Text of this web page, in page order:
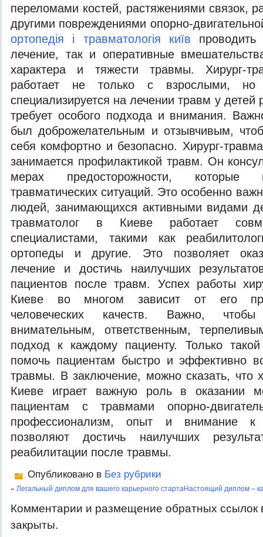
переломами костей, растяжениями связок,
другими повреждениями опорно-
ортопедія і травматологія київ проводить
лечение, так и оперативные
характера и тяжести травмы. Хирург-
работает не только с взрослыми,
специализируется на лечении травм у детей
требует особого подхода и внимания.
был доброжелательным и отзывчивым,
себя комфортно и безопасно. Хирург-
занимается профилактикой травм. Он
мерах предосторожности, которые
травматических ситуаций. Это особенно
людей, занимающихся активными видами
травматолог в Киеве работает
специалистами, такими как
ортопеды и другие. Это позволяет
лечение и достичь наилучших
пациентов после травм. Успех работы
Киеве во многом зависит от его
человеческих качеств. Важно,
внимательным, ответственным,
подход к каждому пациенту. Только
помочь пациентам быстро и эффективно
травмы. В заключение, можно сказать, что
Киеве играет важную роль в оказании
пациентам с травмами опорно-
профессионализм, опыт и внимание к
позволяют достичь наилучших
реабилитации после травмы.
Опубликовано в Без рубрики
« Легальный диплом для вашего карьерного стартаНастоящий диплом –
Комментарии и размещение обратных ссылок
закрыты.